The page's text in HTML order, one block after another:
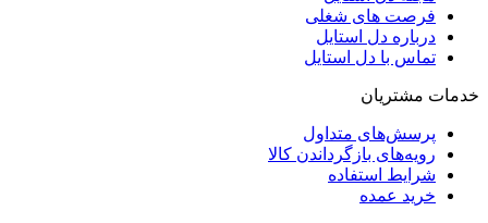
فرصت های شغلی
درباره دل استایل
تماس با دل استایل
خدمات مشتریان
پرسش‌های متداول
رویه‌های بازگرداندن کالا
شرایط استفاده
خرید عمده